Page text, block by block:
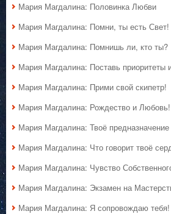
Мария Магдалина: Половинка Любви
Мария Магдалина: Помни, ты есть Свет!
Мария Магдалина: Помнишь ли, кто ты?
Мария Магдалина: Поставь приоритеты
Мария Магдалина: Прими свой скипетр!
Мария Магдалина: Рождество и Любовь!
Мария Магдалина: Твоё предназначение
Мария Магдалина: Что говорит твоё
Мария Магдалина: Чувство
Мария Магдалина: Экзамен на
Мария Магдалина: Я сопровождаю тебя!